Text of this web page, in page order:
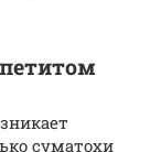
суматохи